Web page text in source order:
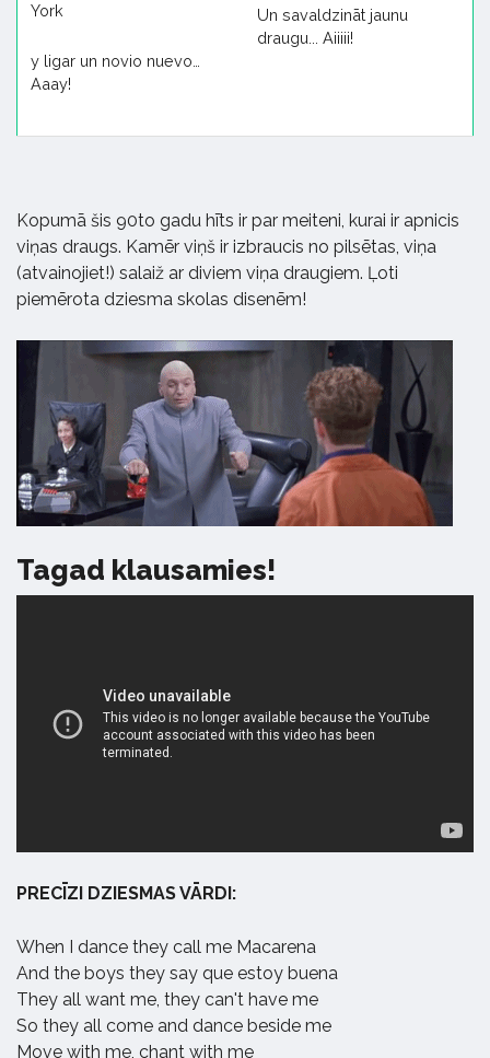
York
y ligar un novio nuevo…
Aaay!
Un savaldzināt jaunu
draugu... Aiiiii!
Kopumā šis 90to gadu hīts ir par meiteni, kurai ir apnicis
viņas draugs. Kamēr viņš ir izbraucis no pilsētas, viņa
(atvainojiet!) salaiž ar diviem viņa draugiem. Ļoti
piemērota dziesma skolas disenēm!
Tagad klausamies!
PRECĪZI DZIESMAS VĀRDI:
When I dance they call me Macarena
And the boys they say que estoy buena
They all want me, they can't have me
So they all come and dance beside me
Move with me, chant with me